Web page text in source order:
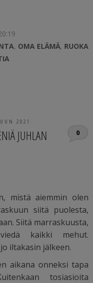
, OMA ELÄMÄ, RUOKA
2021
JUHLAN
0
mistä aiemmin olen
siitä puolesta,
Siitä marraskuusta,
kaikki mehut.
iltakasin jälkeen.
aikana onneksi tapa
tosiasioita